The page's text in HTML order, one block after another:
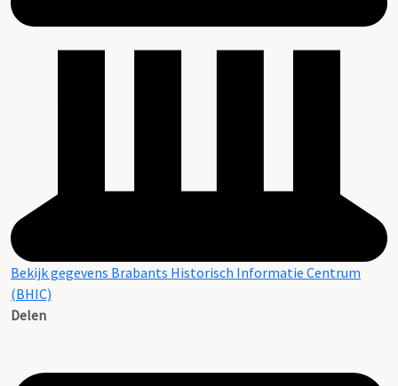
Bekijk gegevens Brabants Historisch Informatie Centrum
(BHIC)
Delen